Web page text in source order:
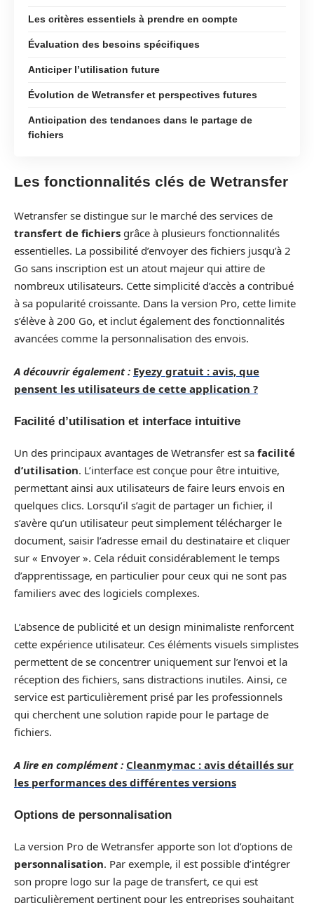
Les critères essentiels à prendre en compte
Évaluation des besoins spécifiques
Anticiper l’utilisation future
Évolution de Wetransfer et perspectives futures
Anticipation des tendances dans le partage de
fichiers
Les fonctionnalités clés de Wetransfer
Wetransfer se distingue sur le marché des services de
transfert de fichiers grâce à plusieurs fonctionnalités
essentielles. La possibilité d’envoyer des fichiers jusqu’à 2
Go sans inscription est un atout majeur qui attire de
nombreux utilisateurs. Cette simplicité d’accès a contribué
à sa popularité croissante. Dans la version Pro, cette limite
s’élève à 200 Go, et inclut également des fonctionnalités
avancées comme la personnalisation des envois.
A découvrir également : Eyezy gratuit : avis, que
pensent les utilisateurs de cette application ?
Facilité d’utilisation et interface intuitive
Un des principaux avantages de Wetransfer est sa facilité
d’utilisation. L’interface est conçue pour être intuitive,
permettant ainsi aux utilisateurs de faire leurs envois en
quelques clics. Lorsqu’il s’agit de partager un fichier, il
s’avère qu’un utilisateur peut simplement télécharger le
document, saisir l’adresse email du destinataire et cliquer
sur « Envoyer ». Cela réduit considérablement le temps
d’apprentissage, en particulier pour ceux qui ne sont pas
familiers avec des logiciels complexes.
L’absence de publicité et un design minimaliste renforcent
cette expérience utilisateur. Ces éléments visuels simplistes
permettent de se concentrer uniquement sur l’envoi et la
réception des fichiers, sans distractions inutiles. Ainsi, ce
service est particulièrement prisé par les professionnels
qui cherchent une solution rapide pour le partage de
fichiers.
A lire en complément : Cleanmymac : avis détaillés sur
les performances des différentes versions
Options de personnalisation
La version Pro de Wetransfer apporte son lot d’options de
personnalisation. Par exemple, il est possible d’intégrer
son propre logo sur la page de transfert, ce qui est
particulièrement pertinent pour les entreprises souhaitant